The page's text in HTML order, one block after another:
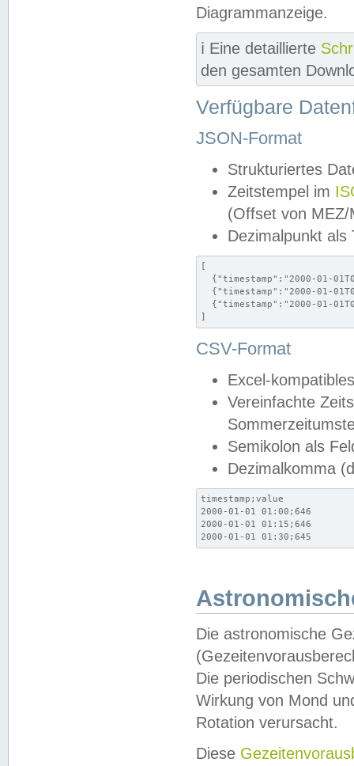
Diagrammanzeige.
ℹ️ Eine detaillierte
den gesamten
Verfügbare
JSON-Format
Strukturiertes
Zeitstempel im
(Offset von MEZ/
Dezimalpunkt als
[
{"timestamp":"2000-01-
{"timestamp":"2000-01-
{"timestamp":"2000-01-
]
CSV-Format
Excel-
Vereinfachte
Semikolon als
Dezimalkomma
timestamp;value
2000-01-01 01:00;646
2000-01-01 01:15;646
2000-01-01 01:30;645
Die astronomische
Die periodischen
Wirkung von Mond
Rotation verursacht.
Diese